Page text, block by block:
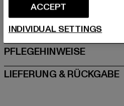
GRÖSSE & PASSFORM
PFLEGEHINWEISE
LIEFERUNG & RÜCKGABE
ACCEPT
INDIVIDUAL SETTINGS